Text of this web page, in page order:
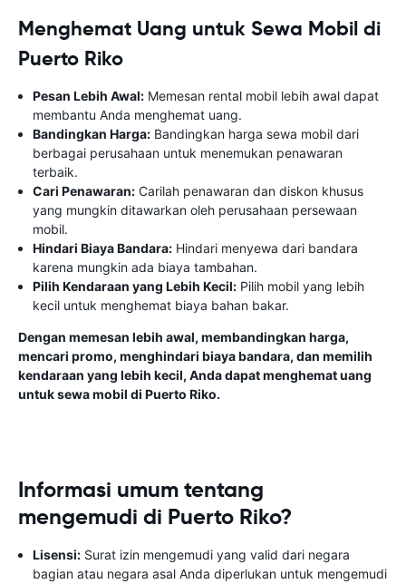
Menghemat Uang untuk Sewa Mobil di
Puerto Riko
Pesan Lebih Awal: Memesan rental mobil lebih awal dapat
membantu Anda menghemat uang.
Bandingkan Harga: Bandingkan harga sewa mobil dari
berbagai perusahaan untuk menemukan penawaran
terbaik.
Cari Penawaran: Carilah penawaran dan diskon khusus
yang mungkin ditawarkan oleh perusahaan persewaan
mobil.
Hindari Biaya Bandara: Hindari menyewa dari bandara
karena mungkin ada biaya tambahan.
Pilih Kendaraan yang Lebih Kecil: Pilih mobil yang lebih
kecil untuk menghemat biaya bahan bakar.
Dengan memesan lebih awal, membandingkan harga,
mencari promo, menghindari biaya bandara, dan memilih
kendaraan yang lebih kecil, Anda dapat menghemat uang
untuk sewa mobil di Puerto Riko.
Informasi umum tentang
mengemudi di Puerto Riko?
Lisensi: Surat izin mengemudi yang valid dari negara
bagian atau negara asal Anda diperlukan untuk mengemudi